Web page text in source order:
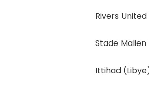
Rivers
Stade
Ittihad